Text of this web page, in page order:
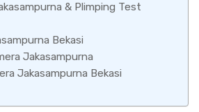
& Plimping Test
Bekasi
Jakasampurna
Jakasampurna Bekasi